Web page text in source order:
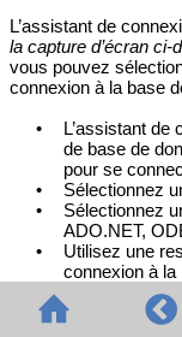
L’assistant de
la capture d’écran ci-
vous pouvez
connexion à la base
•
L’assistant de
de base de
pour se
•
Sélectionnez
•
Sélectionnez
ADO.NET,
•
Utilisez une
connexion à
Une